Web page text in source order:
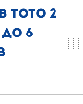
Тото 2
6